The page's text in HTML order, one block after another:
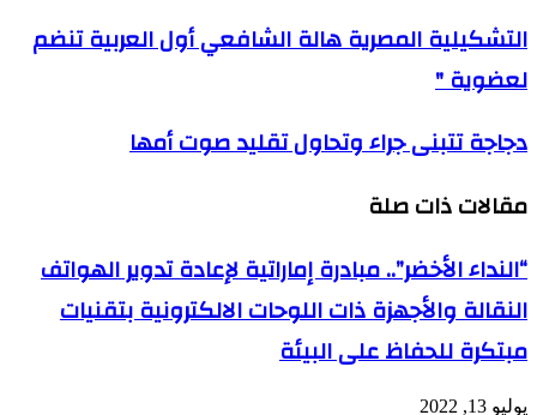
التشكيلية
المصرية
هالة
الشافعي
العربية
"
التشكيلية المصرية هالة الشافعي أول العربية تنضم
لعضوية "
دجاجة
تتبنى
وتحاول
أمها
دجاجة تتبنى جراء وتحاول تقليد صوت أمها
مقالات ذات صلة
“النداء الأخضر”.. مبادرة إماراتية لإعادة تدوير الهواتف
النقالة والأجهزة ذات اللوحات الالكترونية بتقنيات
مبتكرة للحفاظ على البيئة
يوليو 13, 2022